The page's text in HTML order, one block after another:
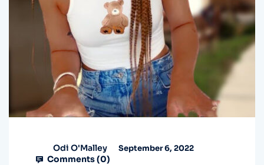
Odi O'Malley September 6, 2022
Comments (0)